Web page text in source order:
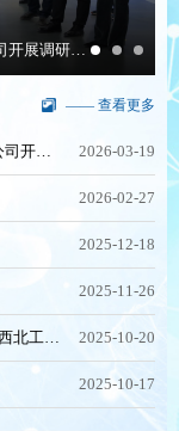
2026年国际足联世界杯赴宁夏移动通信有限公司开展调研和访企拓岗活动
—— 查看更多
2026年国际足联世界杯赴宁夏移动通信有限公司开展调研和访企拓岗活动 2026-03-19
2026-02-27
2025-12-18
2025-11-26
2026年国际足联世界杯入选计算机“101计划”西北工作组成员单位 2025-10-20
2025-10-17